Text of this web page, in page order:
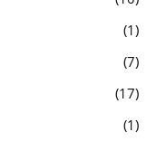
1
7
17
1